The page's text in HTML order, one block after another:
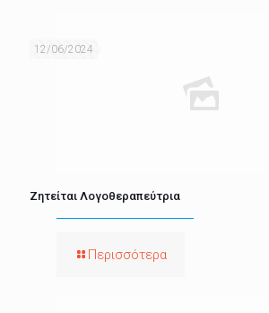
12/06/2024
Ζητείται Λογοθεραπεύτρια
Περισσότερα